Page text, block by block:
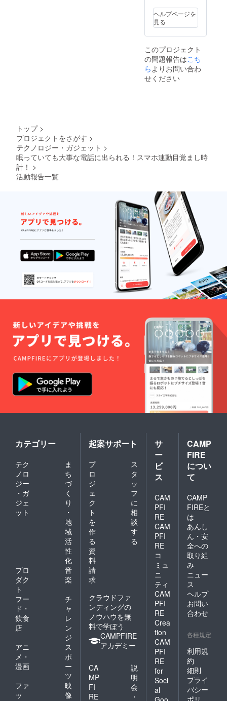
ヘルプページを
見る
このプロジェクト
の問題報告はこち
ら よりお問い合わ
せください
トップ >
プロジェクトをさがす >
テクノロジー・ガジェット >
眠っていても大事な電話に出られる！スマホ連動目覚まし時
計！ >
活動報告一覧
カテゴリー
テク
ノロ
ジー
・ガ
ジェ
ット
ま
ち
づ
く
り
・
地
域
活
性
化
プロ
ダク
ト
音
楽
フー
ド・
飲食
店
チ
ャ
レ
ン
ジ
アニ
メ・
漫画
ス
ポ
ー
ツ
ファ
ッ
映
像
起案サポート
プ
ロ
ジ
ェ
ク
ト
を
作
る
ス
タ
ッ
フ
に
相
談
す
る
資
料
請
求
クラウドファ
ンディングの
ノウハウを無
料で学ぼう
CAMPFIRE
アカデミー
CA
MP
FI
RE
説
明
会
・
サ
ー
ビ
ス
CAM
PFI
RE
CAM
PFI
RE
コ
ミュ
ニ
ティ
CAM
PFI
RE
Crea
tion
CAM
PFI
RE
for
Soci
al
CAMP
FIRE
につい
て
CAMP
FIREと
は
あんし
ん・安
全への
取り組
み
ニュー
ス
ヘルプ
お問い
合わせ
各種規定
利用規
約
細則
プライ
バシー
ポリ